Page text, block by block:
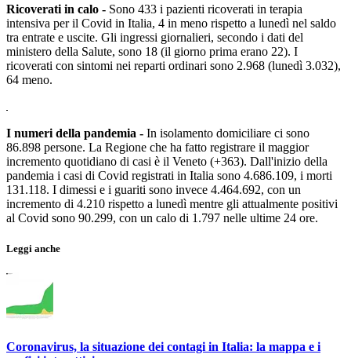
Ricoverati in calo - Sono 433 i pazienti ricoverati in terapia
intensiva per il Covid in Italia, 4 in meno rispetto a lunedì nel saldo
tra entrate e uscite. Gli ingressi giornalieri, secondo i dati del
ministero della Salute, sono 18 (il giorno prima erano 22). I
ricoverati con sintomi nei reparti ordinari sono 2.968 (lunedì 3.032),
64 meno.
I numeri della pandemia - In isolamento domiciliare ci sono
86.898 persone. La Regione che ha fatto registrare il maggior
incremento quotidiano di casi è il Veneto (+363). Dall'inizio della
pandemia i casi di Covid registrati in Italia sono 4.686.109, i morti
131.118. I dimessi e i guariti sono invece 4.464.692, con un
incremento di 4.210 rispetto a lunedì mentre gli attualmente positivi
al Covid sono 90.299, con un calo di 1.797 nelle ultime 24 ore.
Leggi anche
Coronavirus, la situazione dei contagi in Italia: la mappa e i